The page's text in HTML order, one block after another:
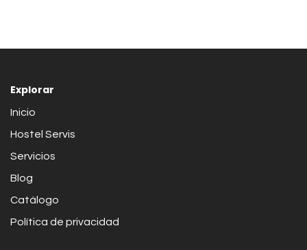
Explorar
Inicio
Hostel Servis
Servicios
Blog
Catálogo
Política de privacidad